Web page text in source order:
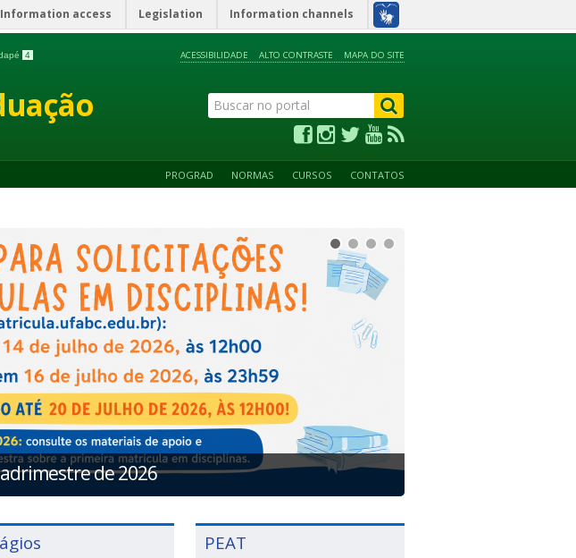
Information access Legislation Information channels
4 ACESSIBILIDADE ALTO CONTRASTE MAPA DO SITE
PROGRAD NORMAS CURSOS CONTATOS
de 2026
PEAT